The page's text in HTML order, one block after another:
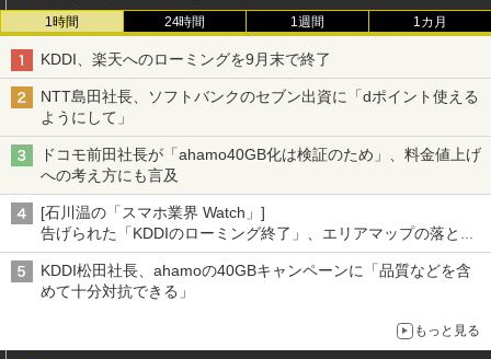
1時間 24時間 1週間 1カ月
KDDI、楽天へのローミングを9月末で終了
NTT島田社長、ソフトバンクのセブン出資に「dポイント使える
ようにして」
ドコモ前田社長が「ahamo40GB化は検証のため」、料金値上げ
への考え方にも言及
[石川温の「スマホ業界 Watch」]
告げられた「KDDIのローミング終了」、エリアマップの落とし
穴と楽天モバイルの課題
KDDI松田社長、ahamoの40GBキャンペーンに「品質などを含
めて十分対抗できる」
もっと見る